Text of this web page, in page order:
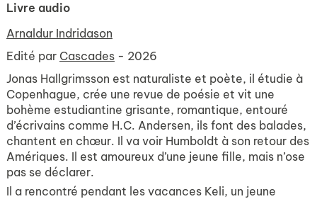
Livre audio
Arnaldur Indridason
Edité par Cascades - 2026
Jonas Hallgrimsson est naturaliste et poète, il étudie à
Copenhague, crée une revue de poésie et vit une
bohème estudiantine grisante, romantique, entouré
d’écrivains comme H.C. Andersen, ils font des balades,
chantent en chœur. Il va voir Humboldt à son retour des
Amériques. Il est amoureux d’une jeune fille, mais n’ose
pas se déclarer.
Il a rencontré pendant les vacances Keli, un jeune